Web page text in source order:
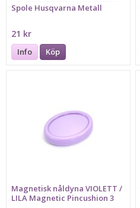
Spole Husqvarna Metall
21 kr
Info Köp
Magnetisk nåldyna VIOLETT /
LILA Magnetic Pincushion 3